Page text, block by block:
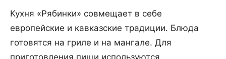
Кухня «Рябинки» совмещает в себе
европейские и кавказские традиции. Блюда
готовятся на гриле и на мангале. Для